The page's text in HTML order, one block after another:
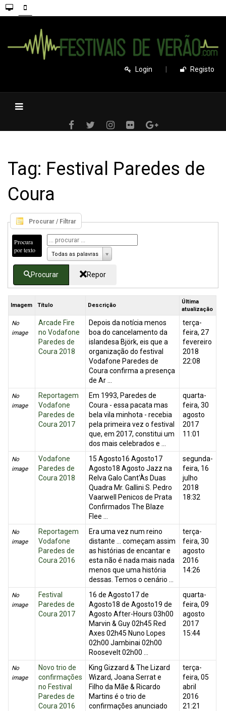
Login Registo
Tag: Festival Paredes de
Coura
Procurar / Filtrar
Procura
por texto
Todas as palavras
Procurar Repor
Imagem Título Descrição
Última
atualização
No
image
Arcade Fire
no Vodafone
Paredes de
Coura 2018
Depois da notícia menos
boa do cancelamento da
islandesa Björk, eis que a
organização do festival
Vodafone Paredes de
Coura confirma a presença
de Ar ...
terça-
feira, 27
fevereiro
2018
22:08
No
image
Reportagem
Vodafone
Paredes de
Coura 2017
Em 1993, Paredes de
Coura - essa pacata mas
bela vila minhota - recebia
pela primeira vez o festival
que, em 2017, constitui um
dos mais celebrados e ...
quarta-
feira, 30
agosto
2017
11:01
No
image
Vodafone
Paredes de
Coura 2018
15 Agosto16 Agosto17
Agosto18 Agosto Jazz na
Relva Galo Cant'Às Duas
Quadra Mr. Gallini S. Pedro
Vaarwell Penicos de Prata
Confirmados The Blaze
Flee ...
segunda-
feira, 16
julho
2018
18:32
No
image
Reportagem
Vodafone
Paredes de
Coura 2016
Era uma vez num reino
distante ... começam assim
as histórias de encantar e
esta não é nada mais nada
menos que uma história
dessas. Temos o cenário ...
terça-
feira, 30
agosto
2016
14:26
No
image
Festival
Paredes de
Coura 2017
16 de Agosto17 de
Agosto18 de Agosto19 de
Agosto After-Hours 03h00
Marvin & Guy 02h45 Red
Axes 02h45 Nuno Lopes
02h00 Jambinai 02h00
Roosevelt 02h00 ...
quarta-
feira, 09
agosto
2017
15:44
No
image
Novo trio de
confirmações
no Festival
Paredes de
Coura 2016
King Gizzard & The Lizard
Wizard, Joana Serrat e
Filho da Mãe & Ricardo
Martins é o trio de
confirmações anunciado
terça-
feira, 05
abril
2016
21:21